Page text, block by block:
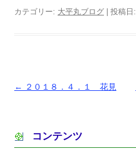
カテゴリー: 大平丸ブログ | 投稿日:
投
ビ
← ２０１８．４．１ 花見
コンテンツ